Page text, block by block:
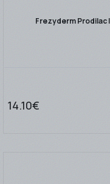
Frezyderm Prodilac
14.10€